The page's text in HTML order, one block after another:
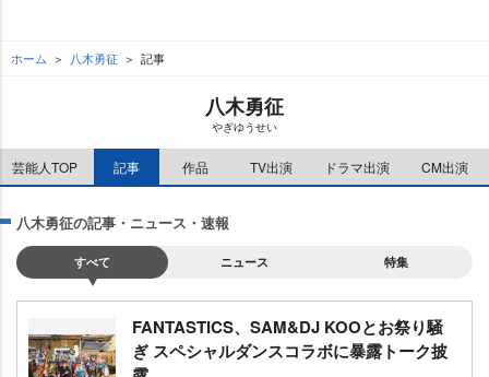
ホーム 八木勇征 記事
八木勇征
ぎゆうせい
芸能人TOP 記事 作品 TV出演 ドラマ出演 CM出演
八木勇征の記事・ニュース・速報
すべて ニュース 特集
FANTASTICS、SAM&DJ KOOとお祭り騒
ぎ スペシャルダンスコラボに暴露トーク披